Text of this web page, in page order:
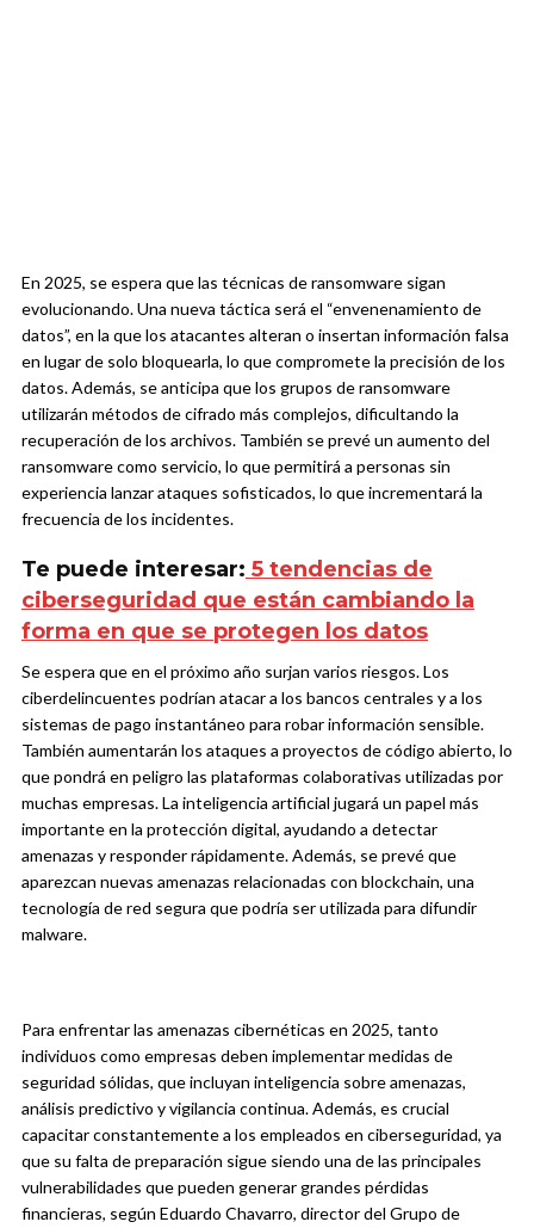
En 2025, se espera que las técnicas de ransomware sigan
evolucionando. Una nueva táctica será el “envenenamiento de
datos”, en la que los atacantes alteran o insertan información falsa
en lugar de solo bloquearla, lo que compromete la precisión de los
datos. Además, se anticipa que los grupos de ransomware
utilizarán métodos de cifrado más complejos, dificultando la
recuperación de los archivos. También se prevé un aumento del
ransomware como servicio, lo que permitirá a personas sin
experiencia lanzar ataques sofisticados, lo que incrementará la
frecuencia de los incidentes.
Te puede interesar: 5 tendencias de
ciberseguridad que están cambiando la
forma en que se protegen los datos
Se espera que en el próximo año surjan varios riesgos. Los
ciberdelincuentes podrían atacar a los bancos centrales y a los
sistemas de pago instantáneo para robar información sensible.
También aumentarán los ataques a proyectos de código abierto, lo
que pondrá en peligro las plataformas colaborativas utilizadas por
muchas empresas.La inteligencia artificial jugará un papel más
importante en la protección digital, ayudando a detectar
amenazas y responder rápidamente. Además, se prevé que
aparezcan nuevas amenazas relacionadas con blockchain, una
tecnología de red segura que podría ser utilizada para difundir
malware.
Para enfrentar las amenazas cibernéticas en 2025, tanto
individuos como empresas deben implementar medidas de
seguridad sólidas, que incluyan inteligencia sobre amenazas,
análisis predictivo y vigilancia continua. Además, es crucial
capacitar constantemente a los empleados en ciberseguridad, ya
que su falta de preparación sigue siendo una de las principales
vulnerabilidades que pueden generar grandes pérdidas
financieras, según Eduardo Chavarro, director del Grupo de